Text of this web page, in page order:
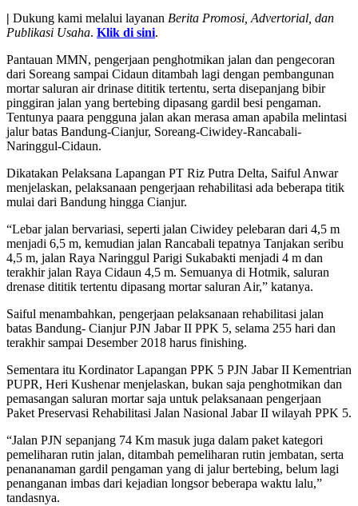
| Dukung kami melalui layanan Berita Promosi, Advertorial, dan
Publikasi Usaha. Klik di sini.
Pantauan MMN, pengerjaan penghotmikan jalan dan pengecoran
dari Soreang sampai Cidaun ditambah lagi dengan pembangunan
mortar saluran air drinase dititik tertentu, serta disepanjang bibir
pinggiran jalan yang bertebing dipasang gardil besi pengaman.
Tentunya paara pengguna jalan akan merasa aman apabila melintasi
jalur batas Bandung-Cianjur, Soreang-Ciwidey-Rancabali-
Naringgul-Cidaun.
Dikatakan Pelaksana Lapangan PT Riz Putra Delta, Saiful Anwar
menjelaskan, pelaksanaan pengerjaan rehabilitasi ada beberapa titik
mulai dari Bandung hingga Cianjur.
“Lebar jalan bervariasi, seperti jalan Ciwidey pelebaran dari 4,5 m
menjadi 6,5 m, kemudian jalan Rancabali tepatnya Tanjakan seribu
4,5 m, jalan Raya Naringgul Parigi Sukabakti menjadi 4 m dan
terakhir jalan Raya Cidaun 4,5 m. Semuanya di Hotmik, saluran
drenase dititik tertentu dipasang mortar saluran Air,” katanya.
Saiful menambahkan, pengerjaan pelaksanaan rehabilitasi jalan
batas Bandung- Cianjur PJN Jabar II PPK 5, selama 255 hari dan
terakhir sampai Desember 2018 harus finishing.
Sementara itu Kordinator Lapangan PPK 5 PJN Jabar II Kementrian
PUPR, Heri Kushenar menjelaskan, bukan saja penghotmikan dan
pemasangan saluran mortar saja untuk pelaksanaan pengerjaan
Paket Preservasi Rehabilitasi Jalan Nasional Jabar II wilayah PPK 5.
“Jalan PJN sepanjang 74 Km masuk juga dalam paket kategori
pemeliharan rutin jalan, ditambah pemeliharan rutin jembatan, serta
penananaman gardil pengaman yang di jalur bertebing, belum lagi
penanganan imbas dari kejadian longsor beberapa waktu lalu,”
tandasnya.